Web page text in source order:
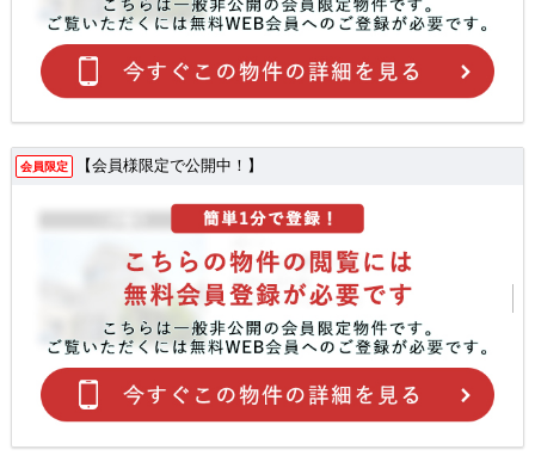
会員限定 【会員様限定で公開中！】